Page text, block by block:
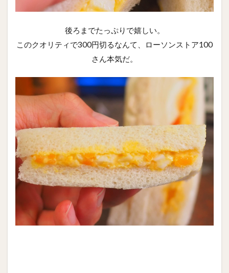
後ろまでたっぷりで嬉しい。
このクオリティで300円切るなんて、ローソンストア100
さん本気だ。